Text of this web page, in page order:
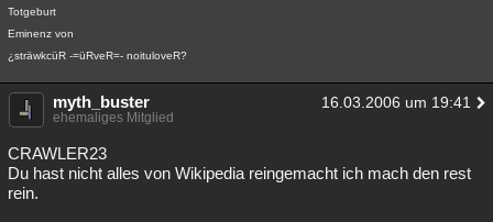
Totgeburt
Eminenz von
¿sträwkcüR -=üRveR=- noituloveR?
myth_buster 16.03.2006 um 19:41
ehemaliges Mitglied
CRAWLER23
Du hast nicht alles von Wikipedia reingemacht ich mach den rest
rein.